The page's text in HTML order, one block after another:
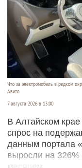
Что за электромобиль в редком
Авито
7 августа 2026 в 13:00
В Алтайском
спрос на
данным портала
выросли на